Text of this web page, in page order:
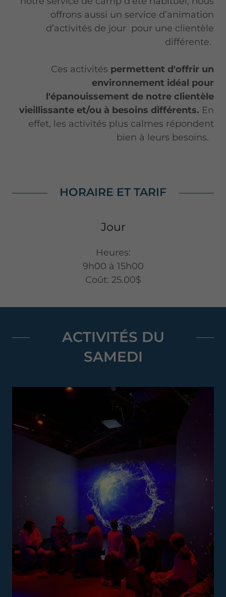
offrons aussi un service d’animation
d’activités de jour pour une clientèle
différente.
Ces activités permettent d'offrir un
environnement idéal pour
l'épanouissement de notre clientèle
vieillissante et/ou à besoins différents. En
effet, les activités plus calmes répondent
bien à leurs besoins.
HORAIRE ET TARIF
Jour
Heures:
9h00 à 15h00
Coût: 25.00$
ACTIVITÉS DU
SAMEDI